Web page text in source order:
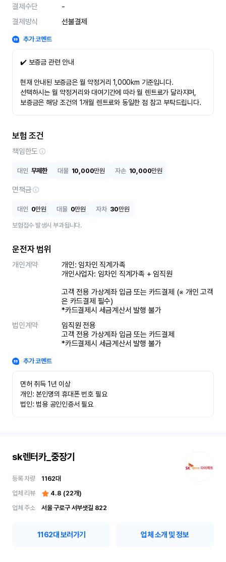
결제수단
-
결제방식
선불결제
추가 코멘트
✔️ 보증금 관련 안내
현재 안내된 보증금은 월 약정거리 1,000km 기준입니다.
선택하시는 월 약정거리와 대여기간에 따라 월 렌트료가 달라지며,
보증금은 해당 조건의 1개월 렌트료와 동일한 점 참고 부탁드립니다.
보험 조건
책임한도
대인 무제한 대물 10,000만원 자손 10,000만원
면책금
대인 0만원 대물 0만원 자차 30만원
보험접수 발생시 부과됩니다.
운전자 범위
개인계약
개인: 임차인 직계가족
개인사업자: 임차인 직계가족 + 임직원
고객 전용 가상계좌 입금 또는 카드결제 (※ 개인 고객
은 카드결제 필수)
*카드결제시 세금계산서 발행 불가
법인계약
임직원 전용
고객 전용 가상계좌 입금 또는 카드결제
*카드결제시 세금계산서 발행 불가
추가 코멘트
면허 취득 1년 이상
개인: 본인명의 휴대폰 번호 필요
법인: 범용 공인인증서 필요
sk렌터카_중장기
등록 차량 1162대
업체 리뷰
4.8 (22개)
업체 주소
서울 구로구 서부샛길 822
1162대 보러가기 업체 소개 및 정보